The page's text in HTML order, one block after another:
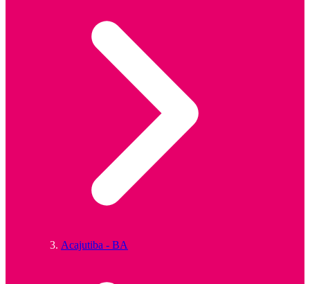
Acajutiba - BA